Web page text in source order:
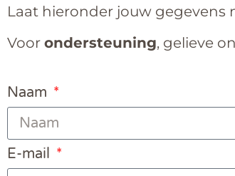
Laat hieronder jouw gegevens
Voor ondersteuning, gelieve
Naam
E-mail